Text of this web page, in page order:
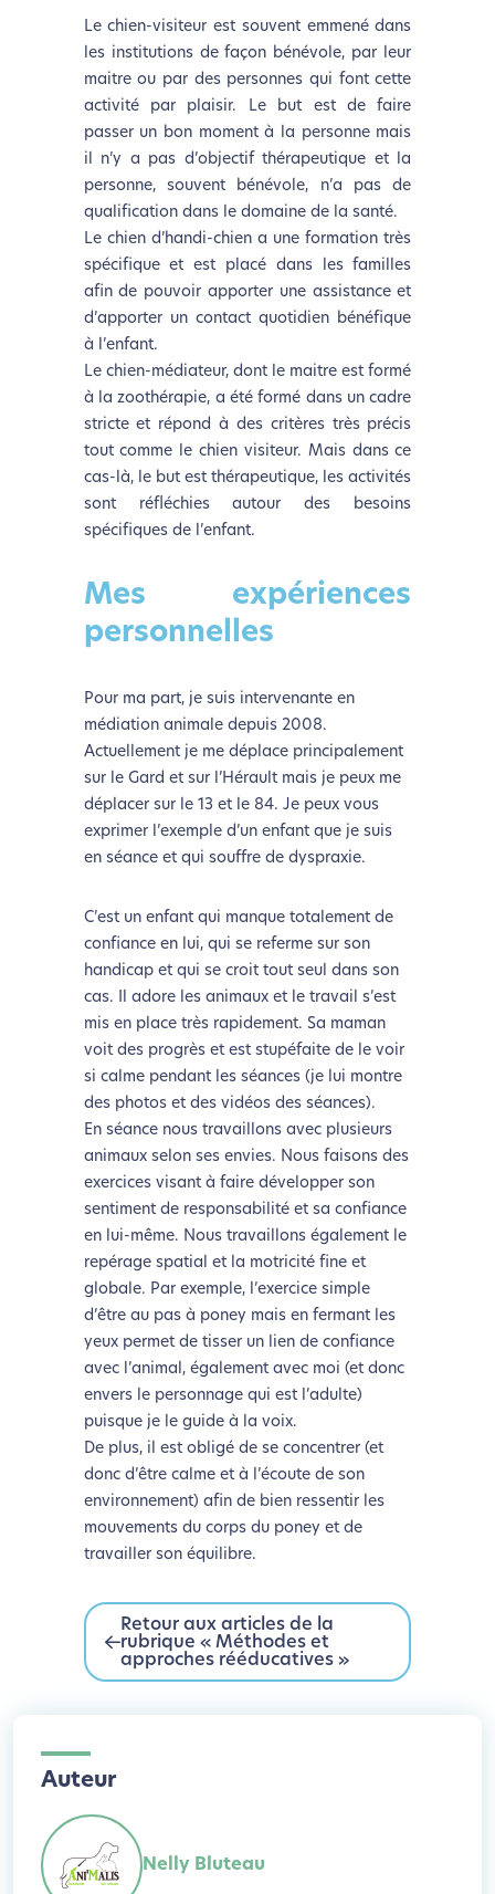
L’écoconception, ça vous
concerne aussi !
Nous avons développé ce site Internet dans le cadre
d’une démarche forte d’écoconception.
Si vous aussi vous souhaitez diminuer drastiquement
les besoins énergétiques nécessaires à votre
navigation, vous pouvezle parcourir dans son Mode
Eco. Celui-ci sollicitera très peu nos serveurs et vous
l’écoconception.
Merci pour votre contribution !
Activer le Mode Eco Annuler
Le chien-visiteur est souvent emmené dans
les institutions de façon bénévole, par leur
maitre ou par des personnes qui font cette
activité par plaisir. Le but est de faire
passer un bon moment à la personne mais
il n’y a pas d’objectif thérapeutique et la
personne, souvent bénévole, n’a pas de
qualification dans le domaine de la santé.
Le chien d’handi-chien a une formation très
spécifique et est placé dans les familles
afin de pouvoir apporter une assistance et
d’apporter un contact quotidien bénéfique
à l’enfant.
Le chien-médiateur, dont le maitre est formé
à la zoothérapie, a été formé dans un cadre
stricte et répond à des critères très précis
tout comme le chien visiteur. Mais dans ce
cas-là, le but est thérapeutique, les activités
sont réfléchies autour des besoins
spécifiques de l’enfant.
Mes expériences
personnelles
Pour ma part, je suis intervenante en
médiation animale depuis 2008.
Actuellement je me déplace principalement
sur le Gard et sur l’Hérault mais je peux me
déplacer sur le 13 et le 84. Je peux vous
exprimer l’exemple d’un enfant que je suis
en séance et qui souffre de dyspraxie.
C’est un enfant qui manque totalement de
confiance en lui, qui se referme sur son
handicap et qui se croit tout seul dans son
cas. Il adore les animaux et le travail s’est
mis en place très rapidement. Sa maman
voit des progrès et est stupéfaite de le voir
si calme pendant les séances (je lui montre
des photos et des vidéos des séances).
En séance nous travaillons avec plusieurs
animaux selon ses envies. Nous faisons des
exercices visant à faire développer son
sentiment de responsabilité et sa confiance
en lui-même. Nous travaillons également le
repérage spatial et la motricité fine et
globale. Par exemple, l’exercice simple
d’être au pas à poney mais en fermant les
yeux permet de tisser un lien de confiance
avec l’animal, également avec moi (et donc
envers le personnage qui est l’adulte)
puisque je le guide à la voix.
De plus, il est obligé de se concentrer (et
donc d’être calme et à l’écoute de son
environnement) afin de bien ressentir les
mouvements du corps du poney et de
travailler son équilibre.
Retour aux articles de la
rubrique « Méthodes et
approches rééducatives »
Auteur
Nelly Bluteau